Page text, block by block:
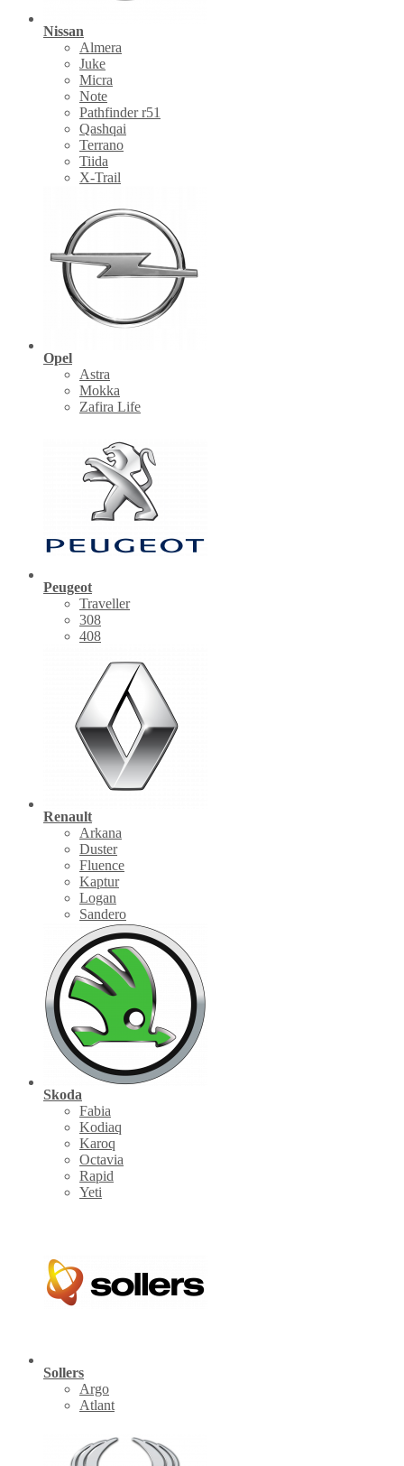
Nissan
Almera
Juke
Micra
Note
Pathfinder r51
Qashqai
Terrano
Tiida
X-Trail
Opel
Astra
Mokka
Zafira Life
Peugeot
Traveller
308
408
Renault
Arkana
Duster
Fluence
Kaptur
Logan
Sandero
Skoda
Fabia
Kodiaq
Karoq
Octavia
Rapid
Yeti
Sollers
Argo
Atlant